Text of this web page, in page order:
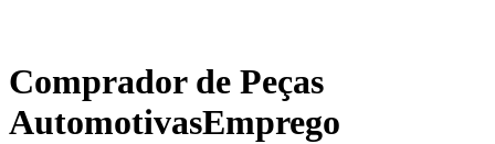
Comprador de Peças
AutomotivasEmprego